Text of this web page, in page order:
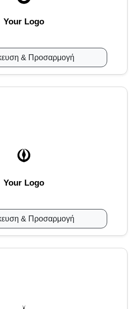
Your Logo
& Προσαρμογή
Your Logo
& Προσαρμογή